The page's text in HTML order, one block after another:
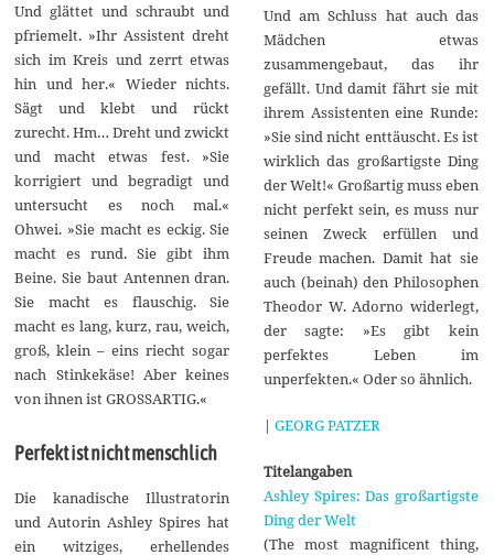
Und glättet und schraubt und
pfriemelt. »Ihr Assistent dreht
sich im Kreis und zerrt etwas
hin und her.« Wieder nichts.
Sägt und klebt und rückt
zurecht. Hm… Dreht und zwickt
und macht etwas fest. »Sie
korrigiert und begradigt und
untersucht es noch mal.«
Ohwei. »Sie macht es eckig. Sie
macht es rund. Sie gibt ihm
Beine. Sie baut Antennen dran.
Sie macht es flauschig. Sie
macht es lang, kurz, rau, weich,
groß, klein – eins riecht sogar
nach Stinkekäse! Aber keines
von ihnen ist GROSSARTIG.«
Perfekt ist nicht menschlich
Die kanadische Illustratorin
und Autorin Ashley Spires hat
ein witziges, erhellendes
Und am Schluss hat auch das
Mädchen etwas
zusammengebaut, das ihr
gefällt. Und damit fährt sie mit
ihrem Assistenten eine Runde:
»Sie sind nicht enttäuscht. Es ist
wirklich das großartigste Ding
der Welt!« Großartig muss eben
nicht perfekt sein, es muss nur
seinen Zweck erfüllen und
Freude machen. Damit hat sie
auch (beinah) den Philosophen
Theodor W. Adorno widerlegt,
der sagte: »Es gibt kein
perfektes Leben im
unperfekten.« Oder so ähnlich.
| GEORG PATZER
Titelangaben
Ashley Spires: Das großartigste
Ding der Welt
(The most magnificent thing,